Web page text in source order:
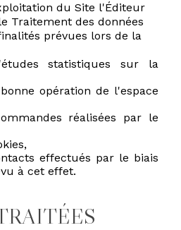
du Site l'Éditeur
Traitement des données
prévues lors de la
statistiques sur la
opération de l'espace
réalisées par le
effectués par le biais
à cet effet.